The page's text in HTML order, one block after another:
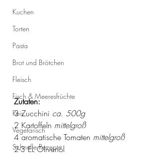
Kuchen
Torten
Pasta
Brot und Brötchen
Fleisch
Fisch & Meeresfrüchte
Reis
Vegetarisch
Schnelle Rezepte
Zutaten:
3 Zucchini ca. 500g
2 Kartoffeln mittelgroß
4 aromatische Tomaten mittelgroß
2-3 EL Olivenöl